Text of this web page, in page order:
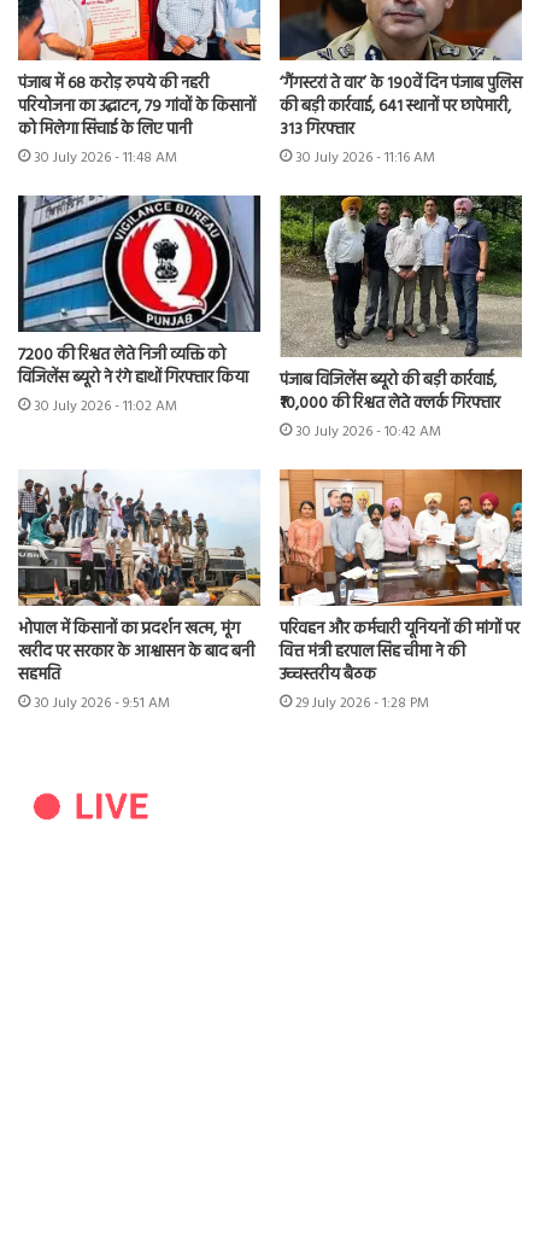
पंजाब में 68 करोड़ रुपये की नहरी
परियोजना का उद्घाटन, 79 गांवों के किसानों
को मिलेगा सिंचाई के लिए पानी
30 July 2026 - 11:48 AM
‘गैंगस्टरां ते वार’ के 190वें दिन पंजाब पुलिस
की बड़ी कार्रवाई, 641 स्थानों पर छापेमारी,
313 गिरफ्तार
30 July 2026 - 11:16 AM
7200 की रिश्वत लेते निजी व्यक्ति को
विजिलेंस ब्यूरो ने रंगे हाथों गिरफ्तार किया
30 July 2026 - 11:02 AM
पंजाब विजिलेंस ब्यूरो की बड़ी कार्रवाई,
₹10,000 की रिश्वत लेते क्लर्क गिरफ्तार
30 July 2026 - 10:42 AM
भोपाल में किसानों का प्रदर्शन खत्म, मूंग
खरीद पर सरकार के आश्वासन के बाद बनी
सहमति
30 July 2026 - 9:51 AM
परिवहन और कर्मचारी यूनियनों की मांगों पर
वित्त मंत्री हरपाल सिंह चीमा ने की
उच्चस्तरीय बैठक
29 July 2026 - 1:28 PM